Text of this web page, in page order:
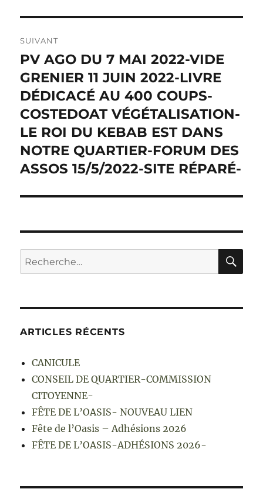
SUIVANT
Publication
suivante :
PV AGO DU 7 MAI 2022-VIDE
GRENIER 11 JUIN 2022-LIVRE
DÉDICACÉ AU 400 COUPS-
COSTEDOAT VÉGÉTALISATION-
LE ROI DU KEBAB EST DANS
NOTRE QUARTIER-FORUM DES
ASSOS 15/5/2022-SITE RÉPARÉ-
Recherche
pour :
ARTICLES RÉCENTS
CANICULE
CONSEIL DE QUARTIER-COMMISSION
CITOYENNE-
FÊTE DE L’OASIS- NOUVEAU LIEN
Fête de l’Oasis – Adhésions 2026
FÊTE DE L’OASIS-ADHÉSIONS 2026-